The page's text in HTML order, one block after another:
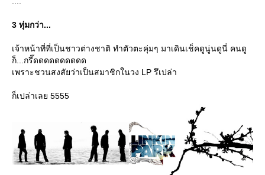
3 ทุ่มกว่า...
เจ้าหน้าที่ที่เป็นชาวต่างชาติ ทำตัวตะคุ่มๆ มาเดินเช็คดูนู่นดูนี่ คนดู
ก็...กรี๊ดดดดดดดดดด
เพราะชวนสงสัยว่าเป็นสมาชิกในวง LP รึเปล่า
ก็เปล่าเลย 5555